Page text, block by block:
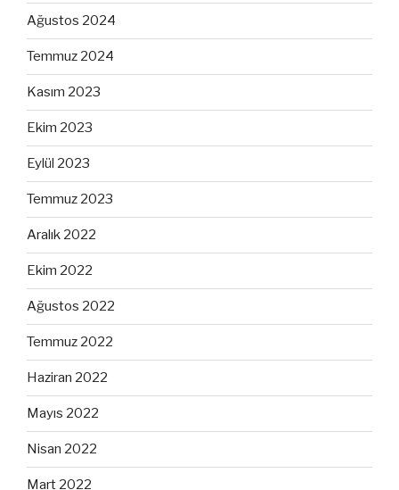
Ağustos 2024
Temmuz 2024
Kasım 2023
Ekim 2023
Eylül 2023
Temmuz 2023
Aralık 2022
Ekim 2022
Ağustos 2022
Temmuz 2022
Haziran 2022
Mayıs 2022
Nisan 2022
Mart 2022